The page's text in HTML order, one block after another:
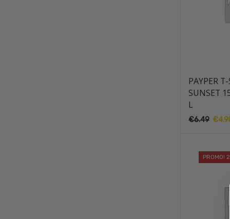
PAYPER
SUNSET
L
€6.49 O
era:
€
PROMO!